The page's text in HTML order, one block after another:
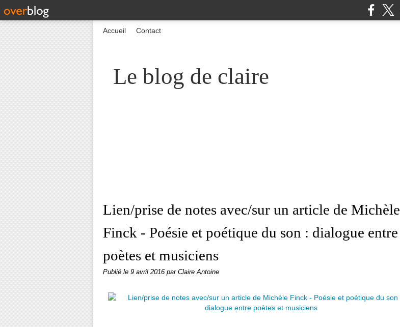
Le blog de claire
Accueil Contact
Lien/prise de notes avec/sur un article de Michèle
Finck - Poésie et poétique du son : dialogue entre
poètes et musiciens
Publié le 9 avril 2016 par Claire Antoine